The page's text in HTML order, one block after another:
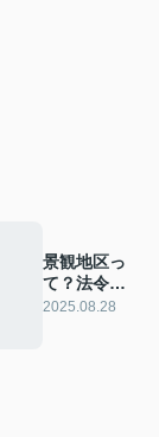
景観地区っ
て？法令上
の制限をも
2025.08.28